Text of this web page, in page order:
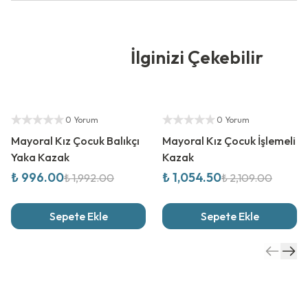
İlginizi Çekebilir
Yetkili Satıcı
0 Yorum
Mayoral Kız Çocuk Balıkçı
Yaka Kazak
₺ 996.00₺ 1,992.00
Sepete Ekle
Yetkili Satıcı
0 Yorum
Mayoral Kız Çocuk İşlemeli
Kazak
₺ 1,054.50₺ 2,109.00
Sepete Ekle